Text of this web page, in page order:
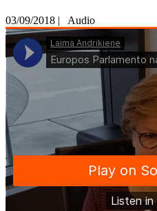
03/09/2018 | Audio